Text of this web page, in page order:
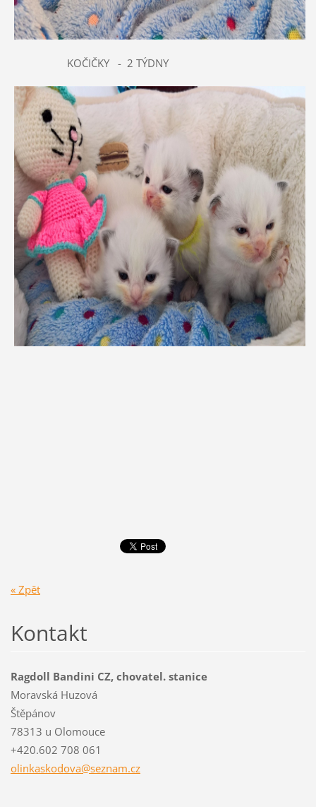
KOČIČKY - 2 TÝDNY
« Zpět
Kontakt
Ragdoll Bandini CZ, chovatel. stanice
Moravská Huzová
Štěpánov
78313 u Olomouce
+420.602 708 061
olinkaskodova@seznam.cz